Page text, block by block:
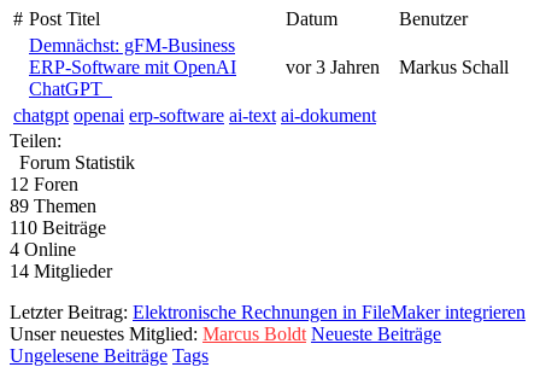
# Post Titel Datum
Benutzer
Demnächst: gFM-Business
ERP-Software mit OpenAI
ChatGPT
vor 3 Jahren Markus Schall
chatgpt openai erp-software ai-text ai-dokument
Teilen:
Forum Statistik
12 Foren
89 Themen
110 Beiträge
4 Online
14 Mitglieder
Letzter Beitrag: Elektronische Rechnungen in FileMaker integrieren
Unser neuestes Mitglied: Marcus Boldt Neueste Beiträge
Ungelesene Beiträge Tags